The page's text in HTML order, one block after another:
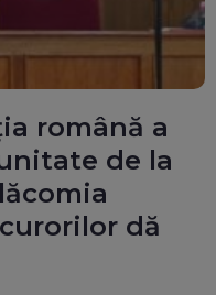
română a
de la
dă